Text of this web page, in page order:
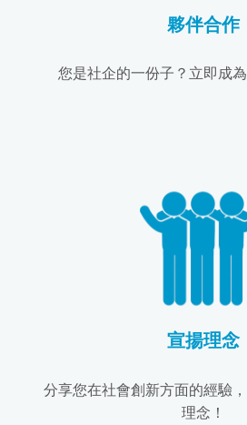
夥伴合作
您是社企的一份子？立即成
宣揚理念
分享您在社會創新方面的經驗
理念！